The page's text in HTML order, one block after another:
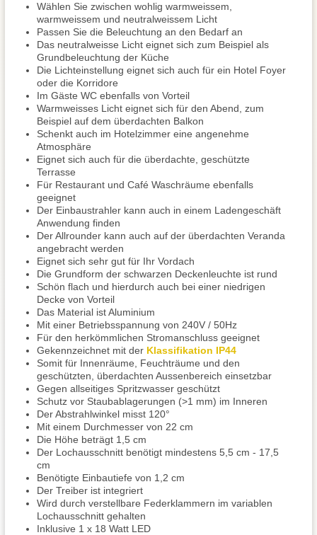
Wählen Sie zwischen wohlig warmweissem,
warmweissem und neutralweissem Licht
Passen Sie die Beleuchtung an den Bedarf an
Das neutralweisse Licht eignet sich zum Beispiel als
Grundbeleuchtung der Küche
Die Lichteinstellung eignet sich auch für ein Hotel Foyer
oder die Korridore
Im Gäste WC ebenfalls von Vorteil
Warmweisses Licht eignet sich für den Abend, zum
Beispiel auf dem überdachten Balkon
Schenkt auch im Hotelzimmer eine angenehme
Atmosphäre
Eignet sich auch für die überdachte, geschützte
Terrasse
Für Restaurant und Café Waschräume ebenfalls
geeignet
Der Einbaustrahler kann auch in einem Ladengeschäft
Anwendung finden
Der Allrounder kann auch auf der überdachten Veranda
angebracht werden
Eignet sich sehr gut für Ihr Vordach
Die Grundform der schwarzen Deckenleuchte ist rund
Schön flach und hierdurch auch bei einer niedrigen
Decke von Vorteil
Das Material ist Aluminium
Mit einer Betriebsspannung von 240V / 50Hz
Für den herkömmlichen Stromanschluss geeignet
Gekennzeichnet mit der Klassifikation IP44
Somit für Innenräume, Feuchträume und den
geschützten, überdachten Aussenbereich einsetzbar
Gegen allseitiges Spritzwasser geschützt
Schutz vor Staubablagerungen (>1 mm) im Inneren
Der Abstrahlwinkel misst 120°
Mit einem Durchmesser von 22 cm
Die Höhe beträgt 1,5 cm
Der Lochausschnitt benötigt mindestens 5,5 cm - 17,5
cm
Benötigte Einbautiefe von 1,2 cm
Der Treiber ist integriert
Wird durch verstellbare Federklammern im variablen
Lochausschnitt gehalten
Inklusive 1 x 18 Watt LED